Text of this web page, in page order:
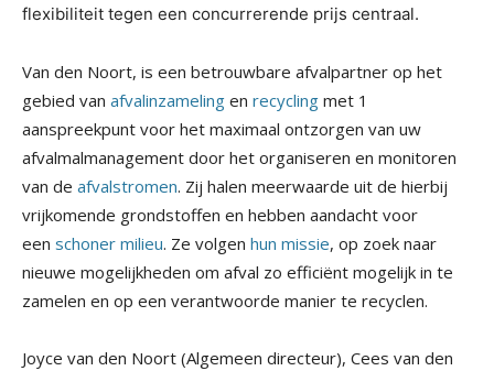
flexibiliteit tegen een concurrerende prijs centraal.
Van den Noort, is een betrouwbare afvalpartner op het
gebied van afvalinzameling en recycling met 1
aanspreekpunt voor het maximaal ontzorgen van uw
afvalmalmanagement door het organiseren en monitoren
van de afvalstromen. Zij halen meerwaarde uit de hierbij
vrijkomende grondstoffen en hebben aandacht voor
een schoner milieu. Ze volgen hun missie, op zoek naar
nieuwe mogelijkheden om afval zo efficiënt mogelijk in te
zamelen en op een verantwoorde manier te recyclen.
Joyce van den Noort (Algemeen directeur), Cees van den